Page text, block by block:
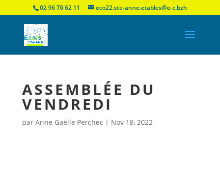
02 96 70 62 11 eco22.ste-anne.etables@e-c.bzh
ASSEMBLÉE DU
VENDREDI
par Anne Gaëlle Perchec | Nov 18, 2022